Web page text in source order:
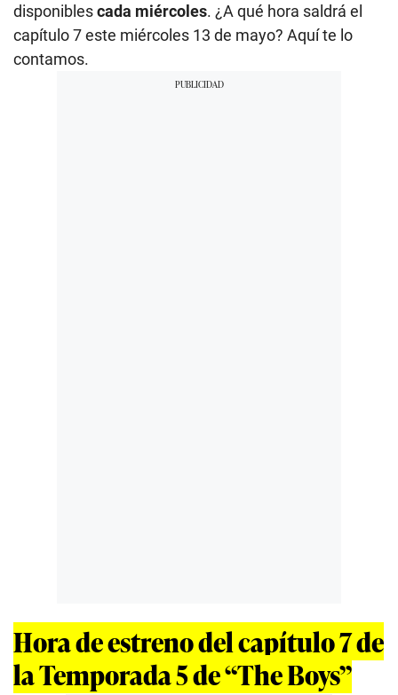
disponiblescada miércoles. ¿A qué hora saldrá el
capítulo 7 este miércoles 13 de mayo? Aquí te lo
contamos.
Hora de estreno del capítulo 7 de
la Temporada 5 de “The Boys”